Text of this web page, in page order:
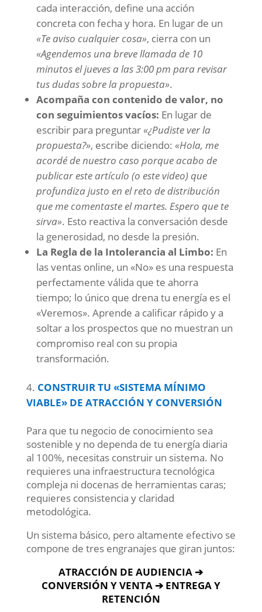
cada interacción, define una acción
concreta con fecha y hora. En lugar de un
«Te aviso cualquier cosa», cierra con un
«Agendemos una breve llamada de 10
minutos el jueves a las 3:00 pm para revisar
tus dudas sobre la propuesta».
Acompaña con contenido de valor, no
con seguimientos vacíos: En lugar de
escribir para preguntar«¿Pudiste ver la
propuesta?», escribe diciendo: «Hola, me
acordé de nuestro caso porque acabo de
publicar este artículo (o este video) que
profundiza justo en el reto de distribución
que me comentaste el martes. Espero que te
sirva». Esto reactiva la conversación desde
la generosidad, no desde la presión.
La Regla de la Intolerancia al Limbo: En
las ventas online, un «No» es una respuesta
perfectamente válida que te ahorra
tiempo; lo único que drena tu energía es el
«Veremos». Aprende a calificar rápido y a
soltar a los prospectos que no muestran un
compromiso real con su propia
transformación.
CONSTRUIR TU «SISTEMA MÍNIMO
VIABLE» DE ATRACCIÓN Y CONVERSIÓN
Para que tu negocio de conocimiento sea
sostenible y no dependa de tu energía diaria
al 100%, necesitas construir un sistema. No
requieres una infraestructura tecnológica
compleja ni docenas de herramientas caras;
requieres consistencia y claridad
metodológica.
Un sistema básico, pero altamente efectivo se
compone de tres engranajes que giran juntos:
ATRACCIÓN DE AUDIENCIA ➔
CONVERSIÓN Y VENTA ➔ ENTREGA Y
RETENCIÓN